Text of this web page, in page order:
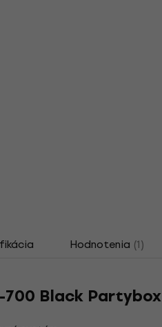
Hodnotenia (1)
700 Black Partybox